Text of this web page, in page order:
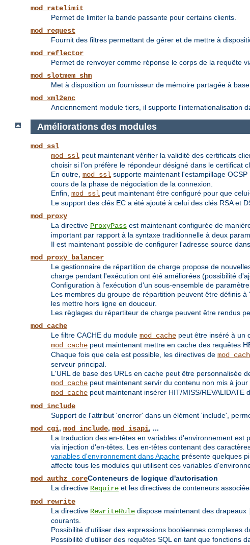
mod_ratelimit
Permet de limiter la bande passante pour certains clients.
mod_request
Fournit des filtres permettant de gérer et de mettre à
mod_reflector
Permet de renvoyer comme réponse le corps de la requête
mod_slotmem_shm
Met à disposition un fournisseur de mémoire partagée à
mod_xml2enc
Anciennement module tiers, il supporte l'internationalisation
Améliorations des modules
mod_ssl
mod_ssl peut maintenant vérifier la validité des certificats
choisir si l'on préfère le répondeur désigné dans le certificat
En outre, mod_ssl supporte maintenant l'estampillage
cours de la phase de négociation de la connexion.
Enfin, mod_ssl peut maintenant être configuré pour que
Le support des clés EC a été ajouté à celui des clés RSA et
mod_proxy
La directive ProxyPass est maintenant configurée de
important par rapport à la syntaxe traditionnelle à deux
Il est maintenant possible de configurer l'adresse source
mod_proxy_balancer
Le gestionnaire de répartition de charge propose de
charge pendant l'exécution ont été améliorées (possibilité
Configuration à l'exécution d'un sous-ensemble de
Les membres du groupe de répartition peuvent être définis
les mettre hors ligne en douceur.
Les règlages du répartiteur de charge peuvent être rendus
mod_cache
Le filtre CACHE du module mod_cache peut être inséré à un
mod_cache peut maintenant mettre en cache des requêtes
Chaque fois que cela est possible, les directives de
serveur principal.
L'URL de base des URLs en cache peut être personnalisée
mod_cache peut maintenant servir du contenu non mis à
mod_cache peut maintenant insérer HIT/MISS/REVALIDATE
mod_include
Support de l'attribut 'onerror' dans un élément 'include',
mod_cgi, mod_include, mod_isapi, ...
La traduction des en-têtes en variables d'environnement
via injection d'en-têtes. Les en-têtes contenant des
variables d'environnement dans Apache présente quelques
affecte tous les modules qui utilisent ces variables
mod_authz_coreConteneurs de logique d'autorisation
La directive Require et les directives de conteneurs
mod_rewrite
La directive RewriteRule dispose maintenant des drapeaux
courants.
Possibilité d'utiliser des expressions booléennes complexes
Possibilité d'utiliser des requêtes SQL en tant que fonctions